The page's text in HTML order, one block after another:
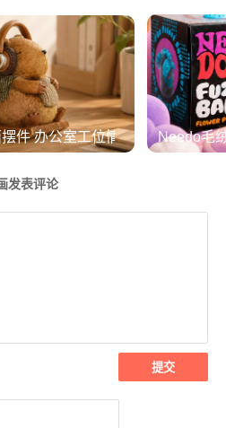
件 办公室工位情绪稳定神器
Needo毛
发表评论